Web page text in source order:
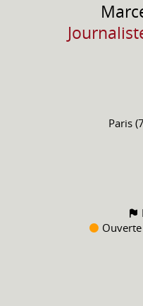
Paris